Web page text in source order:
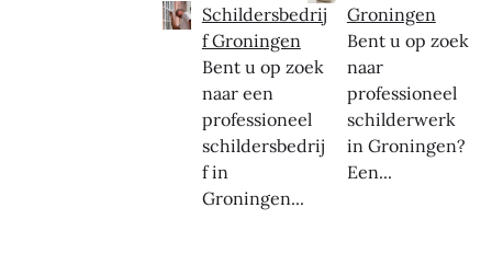
Schildersbedrij
f Groningen
Bent u op zoek
naar een
professioneel
schildersbedrij
f in
Groningen...
Groningen
Bent u op zoek
naar
professioneel
schilderwerk
in Groningen?
Een...